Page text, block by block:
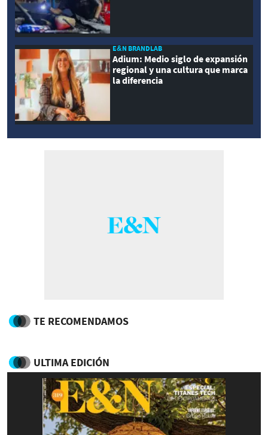
E&N BRANDLAB
Adium: Medio siglo de expansión
regional y una cultura que marca
la diferencia
TE RECOMENDAMOS
ULTIMA EDICIÓN